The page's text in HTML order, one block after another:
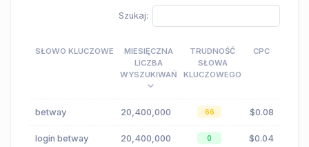
Szukaj:
SŁOWO KLUCZOWE
MIESIĘCZNA
LICZBA
WYSZUKIWAŃ
TRUDNOŚĆ
SŁOWA
KLUCZOWEGO
CPC
betway 20,400,000 66 $0.08
login betway 20,400,000 0 $0.04